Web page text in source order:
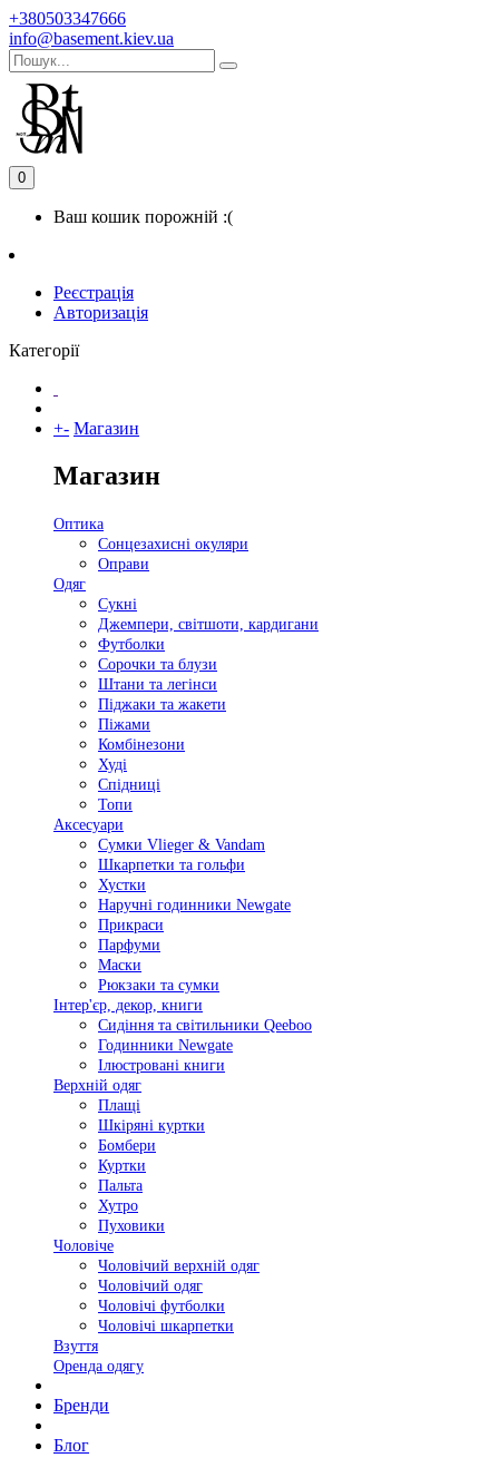
+380503347666
info@basement.kiev.ua
0
Ваш кошик порожній :(
Реєстрація
Авторизація
Категорії
+- Магазин
Магазин
Оптика
Сонцезахисні окуляри
Оправи
Одяг
Сукні
Джемпери, світшоти, кардигани
Футболки
Сорочки та блузи
Штани та легінси
Піджаки та жакети
Піжами
Комбінезони
Худі
Спідниці
Топи
Аксесуари
Сумки Vlieger & Vandam
Шкарпетки та гольфи
Хустки
Наручні годинники Newgate
Прикраси
Парфуми
Маски
Рюкзаки та сумки
Інтер'єр, декор, книги
Сидіння та світильники Qeeboo
Годинники Newgate
Ілюстровані книги
Верхній одяг
Плащі
Шкіряні куртки
Бомбери
Куртки
Пальта
Хутро
Пуховики
Чоловіче
Чоловічий верхній одяг
Чоловічий одяг
Чоловічі футболки
Чоловічі шкарпетки
Взуття
Оренда одягу
Бренди
Блог